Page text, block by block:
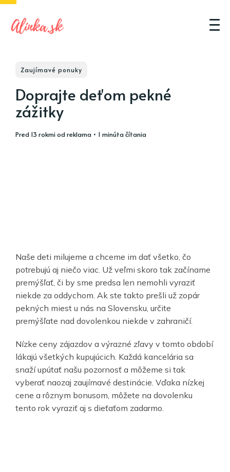
Zaujímavé ponuky
Doprajte deťom pekné
zážitky
pred 13 rokmiodreklama • 1 minúta čítania
Naše deti milujeme a chceme im dať všetko, čo
potrebujú aj niečo viac. Už veľmi skoro tak začíname
premýšľať, či by sme predsa len nemohli vyraziť
niekde za oddychom. Ak ste takto prešli už zopár
pekných miest u nás na Slovensku, určite
premýšľate nad dovolenkou niekde v zahraničí.
Nízke ceny zájazdov a výrazné zľavy v tomto období
lákajú všetkých kupujúcich. Každá kancelária sa
snaží upútať našu pozornosť a môžeme si tak
vyberať naozaj zaujímavé destinácie. Vďaka nízkej
cene a rôznym bonusom, môžete na dovolenku
tento rok vyraziť aj s dieťaťom zadarmo.